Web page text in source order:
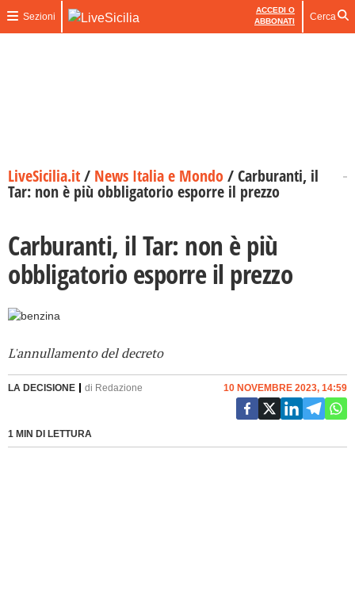
Sezioni
ACCEDI O
ABBONATI
Cerca
LiveSicilia.it/ News Italia e Mondo/Carburanti, il
Tar: non è più obbligatorio esporre il prezzo
Carburanti, il Tar: non è più
obbligatorio esporre il prezzo
L'annullamento del decreto
LA DECISIONE di Redazione
1 MIN DI LETTURA
10 NOVEMBRE 2023, 14:59